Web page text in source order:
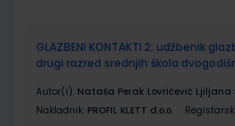
GLAZBENI KONTAKTI 2; udžbenik
drugi razred srednjih škola
Autor(i): Nataša Perak Lovričević Ljiljana
Nakladnik: PROFIL KLETT d.o.o.